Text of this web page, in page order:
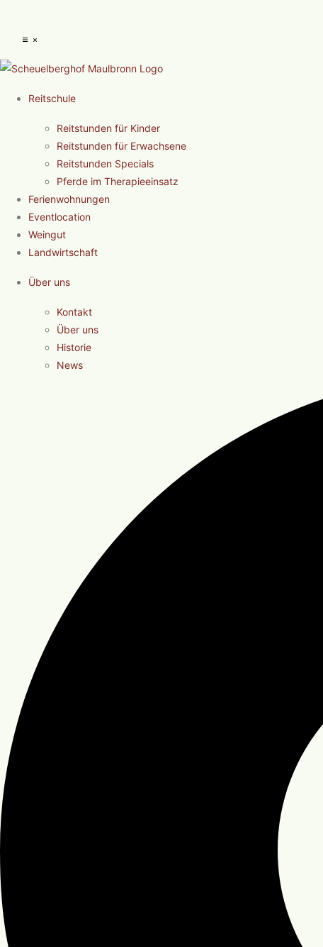
Reitschule
Reitstunden für Kinder
Reitstunden für Erwachsene
Reitstunden Specials
Pferde im Therapieeinsatz
Ferienwohnungen
Eventlocation
Weingut
Landwirtschaft
Über uns
Kontakt
Über uns
Historie
News